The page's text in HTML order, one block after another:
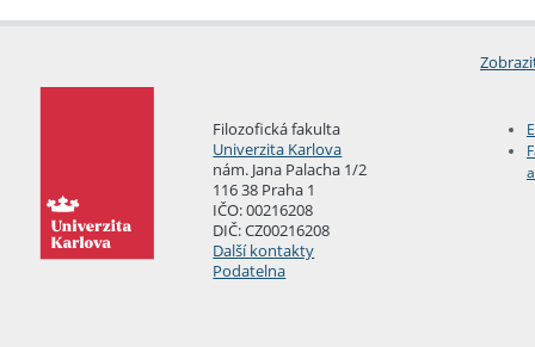
Filozofická fakulta
Univerzita Karlova
nám. Jana Palacha 1/2
116 38 Praha 1
IČO: 00216208
DIČ: CZ00216208
Další kontakty
Podatelna